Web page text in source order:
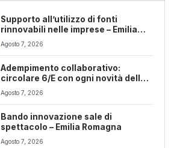
Supporto all’utilizzo di fonti
rinnovabili nelle imprese – Emilia
Romagna
Agosto 7, 2026
Adempimento collaborativo:
circolare 6/E con ogni novità della
riforma fiscale
Agosto 7, 2026
Bando innovazione sale di
spettacolo – Emilia Romagna
Agosto 7, 2026